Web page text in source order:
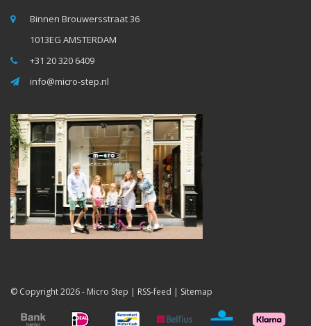
Binnen Brouwersstraat 36
1013EG AMSTERDAM
+31 20 320 6409
info@micro-step.nl
© Copyright 2026 - Micro Step | RSS-feed | Sitemap